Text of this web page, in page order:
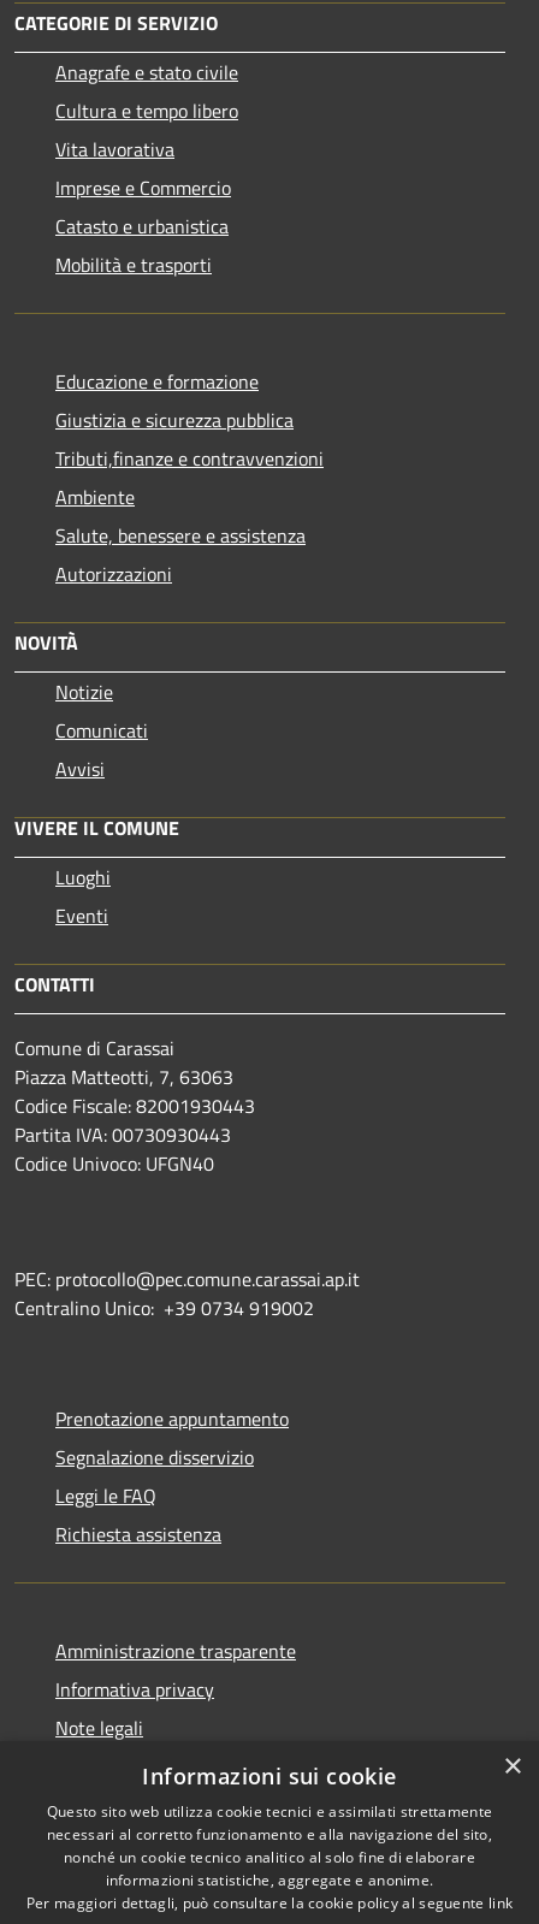
CATEGORIE DI SERVIZIO
Anagrafe e stato civile
Cultura e tempo libero
Vita lavorativa
Imprese e Commercio
Catasto e urbanistica
Mobilità e trasporti
Educazione e formazione
Giustizia e sicurezza pubblica
Tributi,finanze e contravvenzioni
Ambiente
Salute, benessere e assistenza
Autorizzazioni
NOVITÀ
Notizie
Comunicati
Avvisi
VIVERE IL COMUNE
Luoghi
Eventi
CONTATTI
Comune di Carassai
Piazza Matteotti, 7, 63063
Codice Fiscale: 82001930443
Partita IVA: 00730930443
Codice Univoco: UFGN40
PEC: protocollo@pec.comune.carassai.ap.it
Centralino Unico: +39 0734 919002
Prenotazione appuntamento
Segnalazione disservizio
Leggi le FAQ
Richiesta assistenza
Amministrazione trasparente
Informativa privacy
Note legali
Dichiarazione di accessibilità
Accessibilità
Copyright © 2026 • Comune di
Carassai • Powered by
×
Informazioni sui cookie
Questo sito web utilizza cookie tecnici e assimilati strettamente
necessari al corretto funzionamento e alla navigazione del sito,
nonché un cookie tecnico analitico al solo fine di elaborare
informazioni statistiche, aggregate e anonime.
Per maggiori dettagli, può consultare la cookie policy al seguente link